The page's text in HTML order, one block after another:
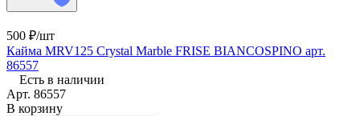
500 ₽/шт
Кайма MRV125 Crystal Marble FRISE BIANCOSPINO арт.
86557
Есть в наличии
Арт. 86557
В корзину